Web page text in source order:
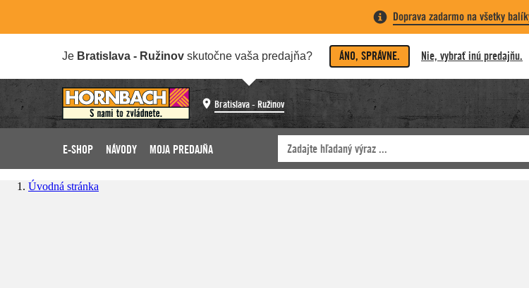
Doprava zadarmo na všetky
Je Bratislava - Ružinov skutočne vaša predajňa? ÁNO, SPRÁVNE. Nie, vybrať inú predajňu.
Bratislava - Ružinov
E-SHOP NÁVODY MOJA PREDAJŇA
Úvodná stránka